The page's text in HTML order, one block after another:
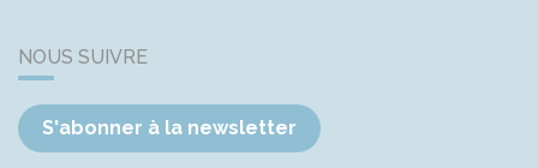
NOUS SUIVRE
S'abonner à la newsletter